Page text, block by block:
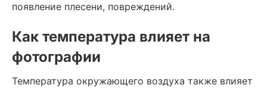
появление плесени, повреждений.
Как температура влияет на
фотографии
Температура окружающего воздуха также влияет